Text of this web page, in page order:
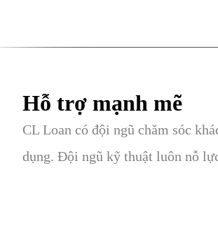
Hỗ trợ mạnh mẽ
CL Loan có đội ngũ chăm sóc
dụng. Đội ngũ kỹ thuật luôn nỗ